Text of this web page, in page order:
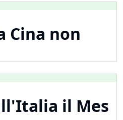
Cina non
il Mes